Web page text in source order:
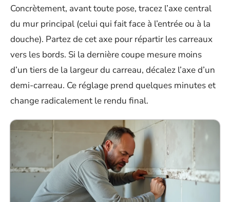
Concrètement, avant toute pose, tracez l’axe central
du mur principal (celui qui fait face à l’entrée ou à la
douche). Partez de cet axe pour répartir les carreaux
vers les bords. Si la dernière coupe mesure moins
d’un tiers de la largeur du carreau, décalez l’axe d’un
demi-carreau. Ce réglage prend quelques minutes et
change radicalement le rendu final.